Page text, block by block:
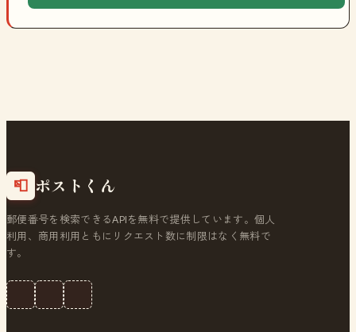
📮 ポストくん
郵便番号を検索できるAPIを無料で提供しています。個人
利用、商用利用ともにリクエスト数に制限はなく無料で
す。